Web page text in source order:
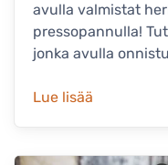
avulla valmistat
pressopannulla!
jonka avulla
Lue lisää